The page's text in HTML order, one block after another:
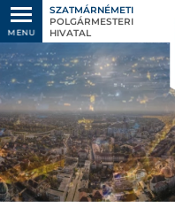
MENU
SZATMÁRNÉMETI
POLGÁRMESTERI
HIVATAL